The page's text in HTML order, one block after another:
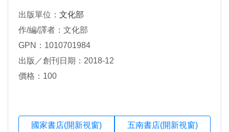
出版單位： 文化部
作/編/譯者：文化部
GPN：1010701984
出版／創刊日期：2018-12
價格：100
國家書店(開新視窗) 五南書店(開新視窗)